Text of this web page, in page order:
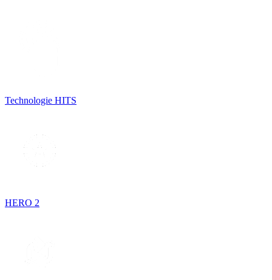
Technologie HITS
HERO 2